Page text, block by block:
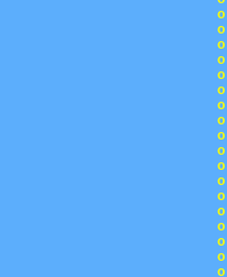
o
o
o
o
o
o
o
o
o
o
o
o
o
o
o
o
o
o